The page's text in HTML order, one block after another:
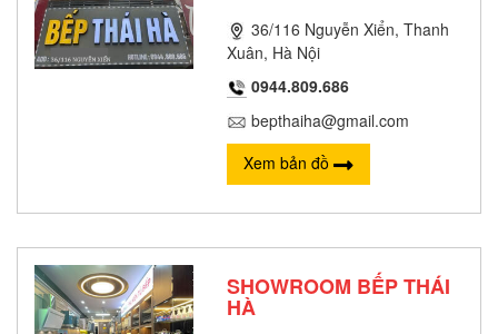
36/116 Nguyễn Xiển, Thanh
Xuân, Hà Nội
0944.809.686
bepthaiha@gmail.com
Xem bản đồ
SHOWROOM BẾP THÁI
HÀ